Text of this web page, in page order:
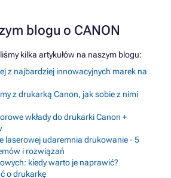
blogu o CANON
kilka artykułów na naszym blogu:
z najbardziej innowacyjnych marek na
z drukarką Canon, jak sobie z nimi
wkłady do drukarki Canon +
laserowej udaremnia drukowanie - 5
i rozwiązań
kiedy warto je naprawić?
o drukarkę